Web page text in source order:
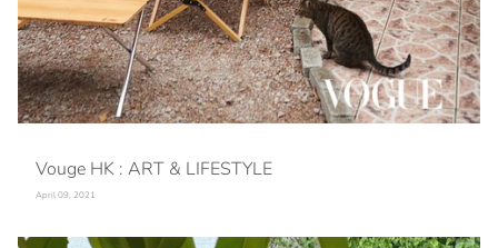
Vouge HK : ART & LIFESTYLE
April 09, 2021